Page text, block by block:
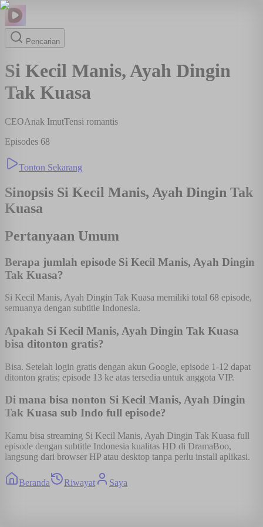
Pencarian
Si Kecil Manis, Ayah Dingin
Tak Kuasa
CEOAnak ImutTensi romantis
Episodes 68
Tonton Sekarang
Sinopsis Si Kecil Manis, Ayah Dingin Tak
Kuasa
Pertanyaan Umum
Berapa jumlah episode Si Kecil Manis, Ayah Dingin
Tak Kuasa?
Si Kecil Manis, Ayah Dingin Tak Kuasa memiliki total 68 episode,
semuanya dengan subtitle Indonesia.
Apakah Si Kecil Manis, Ayah Dingin Tak Kuasa
bisa ditonton gratis?
Bisa. Setelah login gratis dengan akun Google, episode 1-12 dapat
ditonton gratis; episode 13 ke atas tersedia untuk anggota VIP.
Di mana bisa nonton Si Kecil Manis, Ayah Dingin
Tak Kuasa sub Indo full episode?
Kamu bisa streaming Si Kecil Manis, Ayah Dingin Tak Kuasa full
episode dengan subtitle Indonesia kualitas HD di DramaBoo,
langsung dari browser HP atau desktop tanpa perlu install aplikasi.
Beranda Riwayat Saya